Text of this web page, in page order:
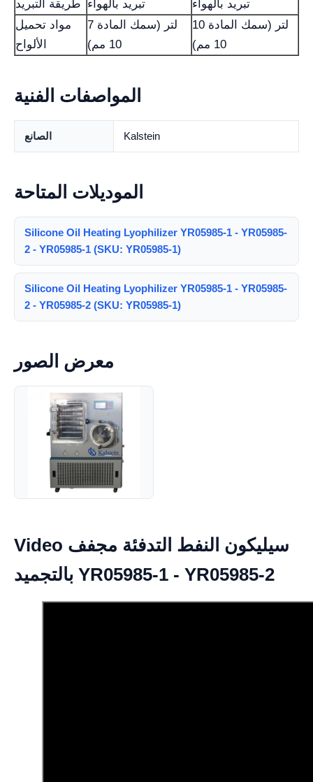
طريقة التبريد تبريد بالهواء
تبريد بالهواء
مواد تحميل
الألواح
7 لتر (سمك المادة
10 مم)
10 لتر (سمك المادة
10 مم)
المواصفات الفنية
الصانع Kalstein
الموديلات المتاحة
Silicone Oil Heating Lyophilizer YR05985-1 - YR05985-
2 - YR05985-1 (SKU: YR05985-1)
Silicone Oil Heating Lyophilizer YR05985-1 - YR05985-
2 - YR05985-2 (SKU: YR05985-1)
معرض الصور
Video سيليكون النفط التدفئة مجفف
بالتجميد YR05985-1 - YR05985-2